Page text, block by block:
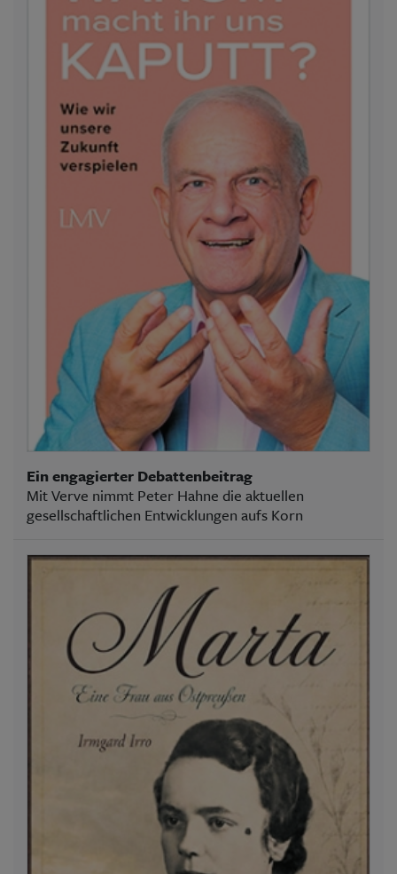
Ein engagierter Debattenbeitrag
Mit Verve nimmt Peter Hahne die aktuellen
gesellschaftlichen Entwicklungen aufs Korn